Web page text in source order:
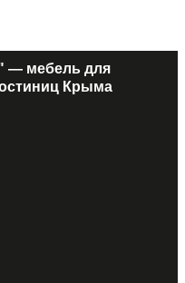
— мебель для
Крыма